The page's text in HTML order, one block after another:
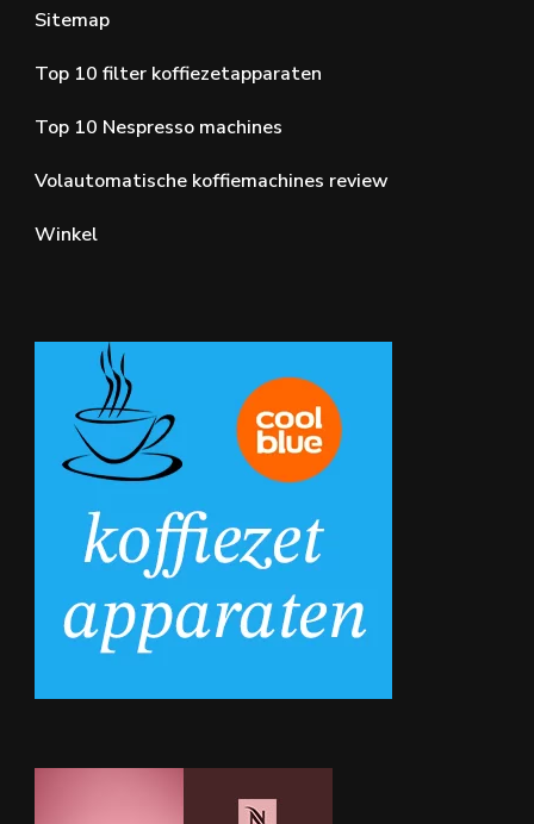
Sitemap
Top 10 filter koffiezetapparaten
Top 10 Nespresso machines
Volautomatische koffiemachines review
Winkel